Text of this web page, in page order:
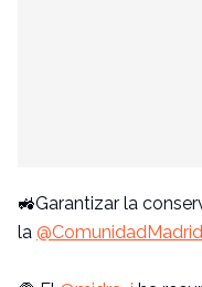
🚜Garantizar la
la @ComunidadMadrid